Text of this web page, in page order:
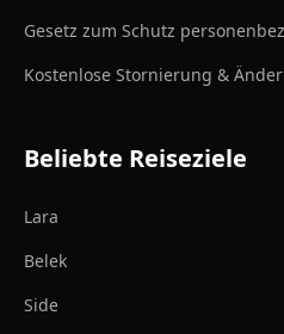
Gesetz zum Schutz
Kostenlose Stornierung &
Beliebte Reiseziele
Lara
Belek
Side